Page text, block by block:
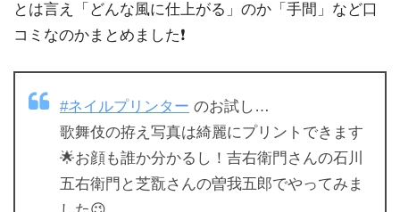
とは言え「どんな風に仕上がる」のか「手間」など口
コミなのかまとめました❗️
#ネイルプリンター のお試し…
歌舞伎の拵え写真は綺麗にプリントできます
🌟お顔も誰か分かるし！吉右衛門さんの石川
五右衛門と芝翫さんの曽我五郎でやってみま